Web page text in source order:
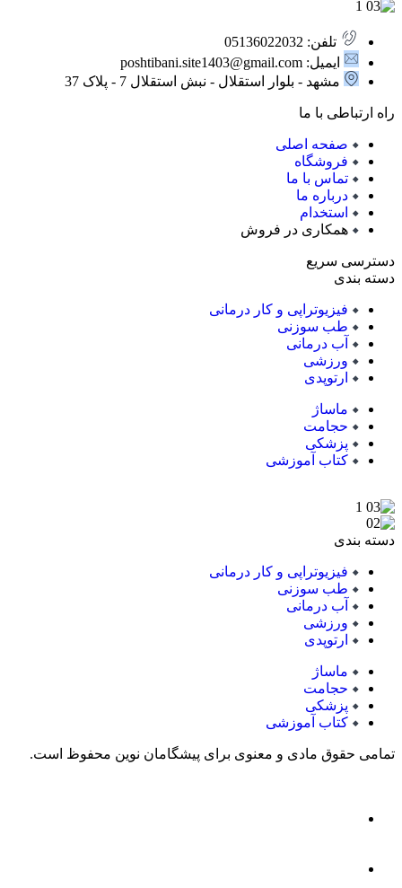
تلفن: 05136022032
ایمیل: poshtibani.site1403@gmail.com
مشهد - بلوار استقلال - نبش استقلال 7 - پلاک 37
راه ارتباطی با ما
صفحه اصلی
فروشگاه
تماس با ما
درباره ما
استخدام
همکاری در فروش
دسترسی سریع
دسته بندی
فیزیوتراپی و کار درمانی
طب سوزنی
آب درمانی
ورزشی
ارتوپدی
ماساژ
حجامت
پزشکی
کتاب آموزشی
دسته بندی
فیزیوتراپی و کار درمانی
طب سوزنی
آب درمانی
ورزشی
ارتوپدی
ماساژ
حجامت
پزشکی
کتاب آموزشی
تمامی حقوق مادی و معنوی برای پیشگامان نوین محفوظ است.